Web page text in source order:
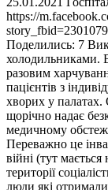
https://
Поделились: 7
холодильниками.
разовим
пацієнтів з
хворих у палатах.
щорічно надає
медичному
Переважно це
війні (тут мається
території
люди які отримали